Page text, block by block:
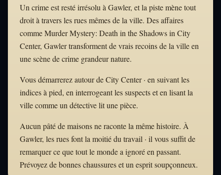
Un crime est resté irrésolu à Gawler, et la piste mène tout
droit à travers les rues mêmes de la ville. Des affaires
comme Murder Mystery: Death in the Shadows in City
Center, Gawler transforment de vrais recoins de la ville en
une scène de crime grandeur nature.
Vous démarrerez autour de City Center · en suivant les
indices à pied, en interrogeant les suspects et en lisant la
ville comme un détective lit une pièce.
Aucun pâté de maisons ne raconte la même histoire. À
Gawler, les rues font la moitié du travail · il vous suffit de
remarquer ce que tout le monde a ignoré en passant.
Prévoyez de bonnes chaussures et un esprit soupçonneux.